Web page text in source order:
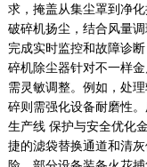
求，掩盖从集尘罩到净
破碎机扬尘，结合风量
完成实时监控和故障诊
碎机除尘器针对不一样
需灵敏调整。例如，处
碎则需强化设备耐磨性
生产线 保护与安全优化
捷的滤袋替换通道和清